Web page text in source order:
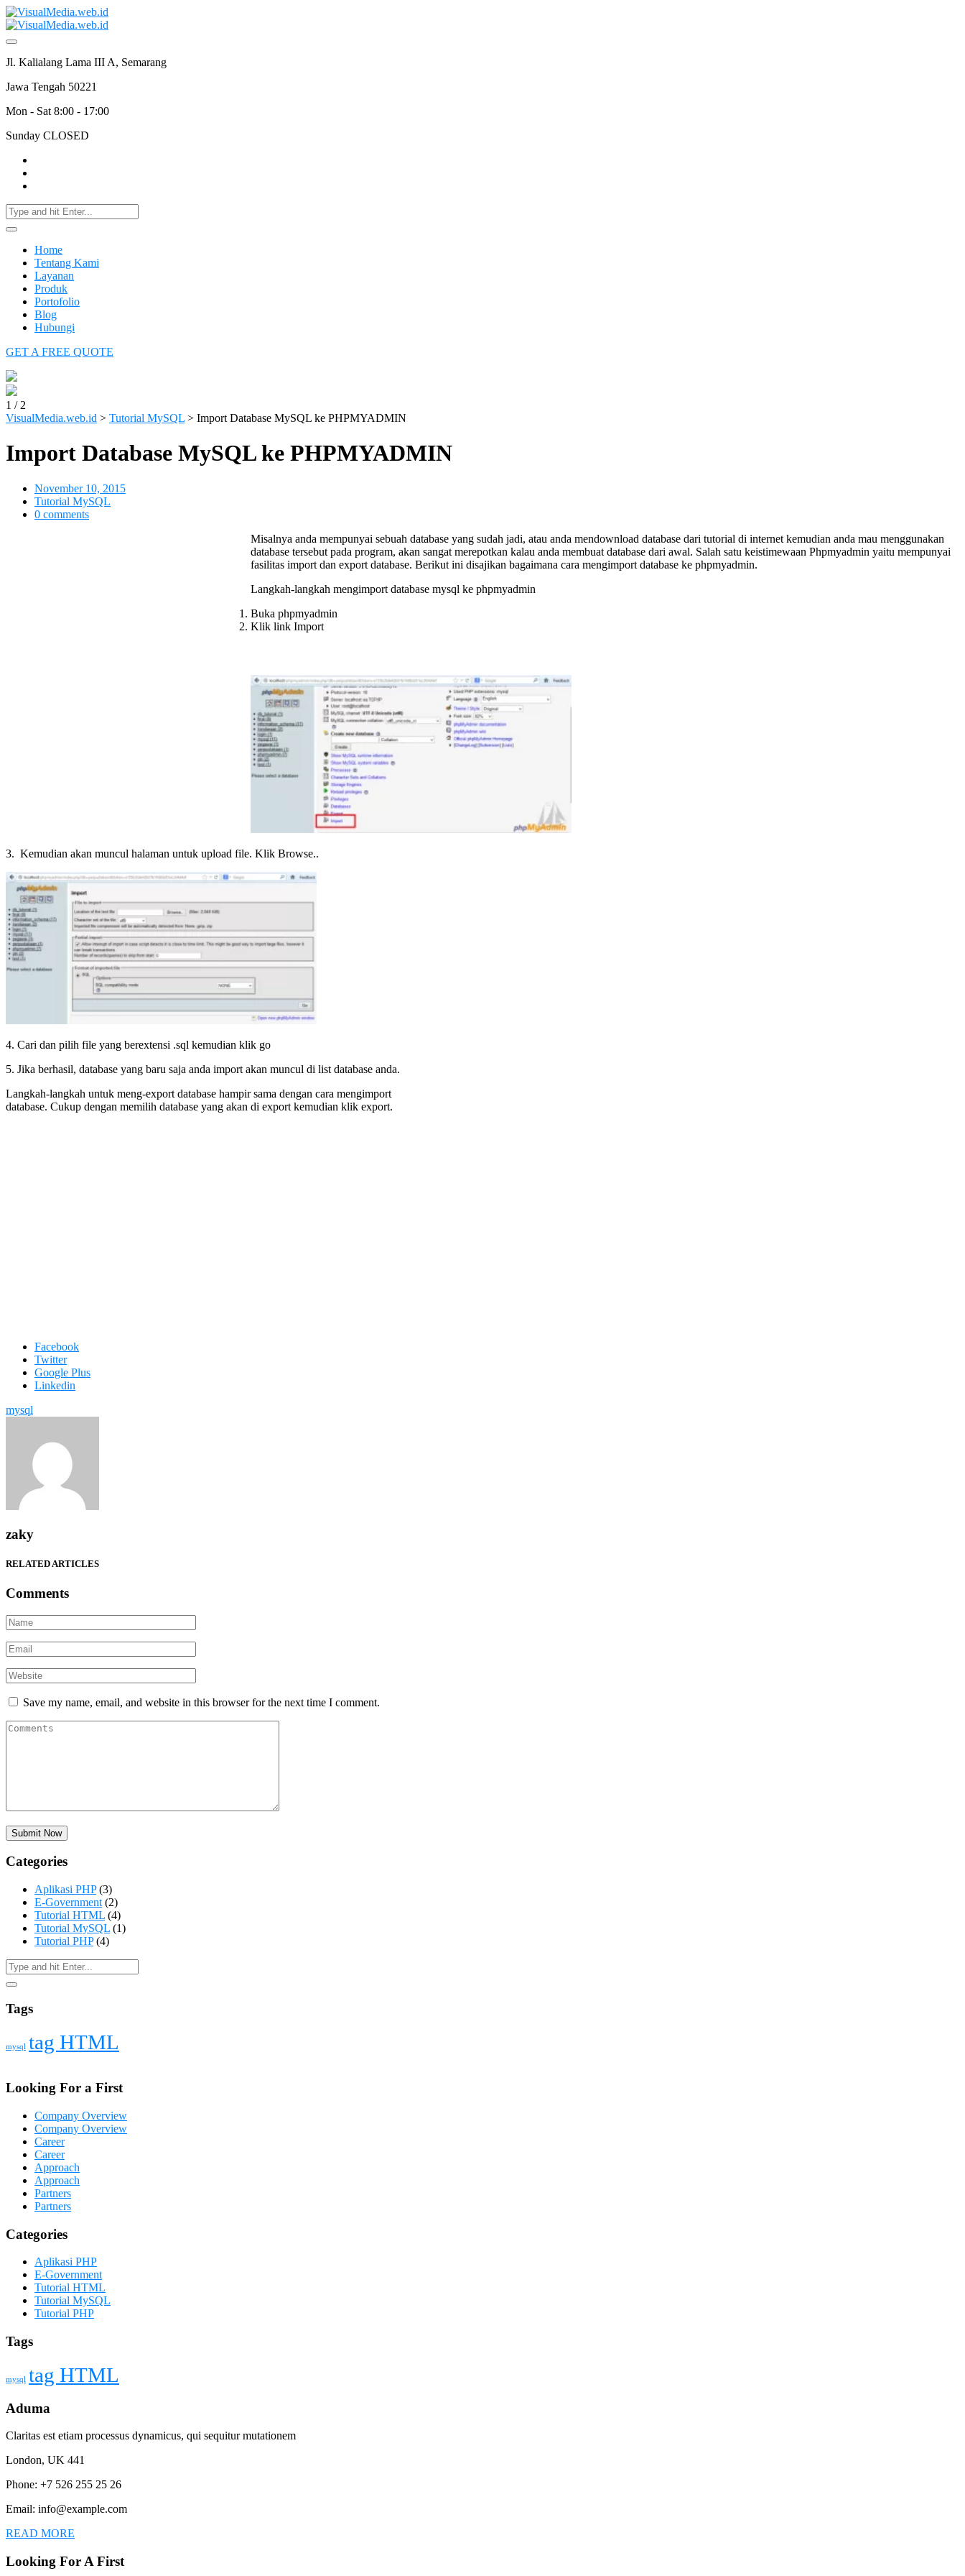
Jl. Kalialang Lama III A, Semarang
Jawa Tengah 50221
Mon - Sat 8:00 - 17:00
Sunday CLOSED
Home
Tentang Kami
Layanan
Produk
Portofolio
Blog
Hubungi
GET A FREE QUOTE
1 / 2
VisualMedia.web.id > Tutorial MySQL > Import Database MySQL ke PHPMYADMIN
Import Database MySQL ke PHPMYADMIN
November 10, 2015
Tutorial MySQL
0 comments
Misalnya anda mempunyai sebuah database yang sudah jadi, atau anda mendownload database dari tutorial di internet kemudian anda mau menggunakan
database tersebut pada program, akan sangat merepotkan kalau anda membuat database dari awal. Salah satu keistimewaan Phpmyadmin yaitu mempunyai
fasilitas import dan export database. Berikut ini disajikan bagaimana cara mengimport database ke phpmyadmin.
Langkah-langkah mengimport database mysql ke phpmyadmin
Buka phpmyadmin
Klik link Import
3. Kemudian akan muncul halaman untuk upload file. Klik Browse..
4. Cari dan pilih file yang berextensi .sql kemudian klik go
5. Jika berhasil, database yang baru saja anda import akan muncul di list database anda.
Langkah-langkah untuk meng-export database hampir sama dengan cara mengimport
database. Cukup dengan memilih database yang akan di export kemudian klik export.
Facebook
Twitter
Google Plus
Linkedin
mysql
zaky
RELATED ARTICLES
Comments
Save my name, email, and website in this browser for the next time I comment.
Categories
Aplikasi PHP(3)
E-Government (2)
Tutorial HTML (4)
Tutorial MySQL (1)
Tutorial PHP(4)
Tags
mysql tag HTML
Looking For a First
Company Overview
Company Overview
Career
Career
Approach
Approach
Partners
Partners
Categories
Aplikasi PHP
E-Government
Tutorial HTML
Tutorial MySQL
Tutorial PHP
Tags
mysql tag HTML
Aduma
Claritas est etiam processus dynamicus, qui sequitur mutationem
London, UK 441
Phone: +7 526 255 25 26
Email: info@example.com
READ MORE
Looking For A First